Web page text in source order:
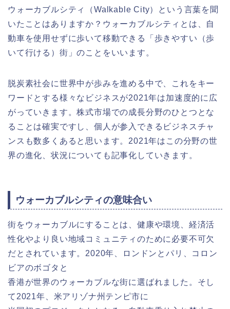
ウォーカブルシティ（Walkable City）という言葉を聞
いたことはありますか？ウォーカブルシティとは、自
動車を使用せずに歩いて移動できる「歩きやすい（歩
いて行ける）街」のことをいいます。
脱炭素社会に世界中が歩みを進める中で、これをキー
ワードとする様々なビジネスが2021年は加速度的に広
がっていきます。株式市場での成長分野のひとつとな
ることは確実ですし、個人が参入できるビジネスチャ
ンスも数多くあると思います。2021年はこの分野の世
界の進化、状況についても記事化していきます。
ウォーカブルシティの意味合い
街をウォーカブルにすることは、健康や環境、経済活
性化やより良い地域コミュニティのために必要不可欠
だとされています。2020年、ロンドンとパリ、コロン
ビアのボゴタと
香港が世界のウォーカブルな街に選ばれました。そし
て2021年、米アリゾナ州テンピ市に